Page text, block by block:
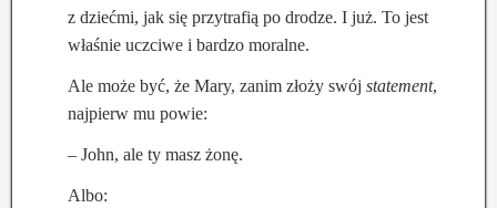
z dziećmi, jak się przytrafią po drodze. I już. To jest
właśnie uczciwe i bardzo moralne.
Ale może być, że Mary, zanim złoży swój statement,
najpierw mu powie:
– John, ale ty masz żonę.
Albo: